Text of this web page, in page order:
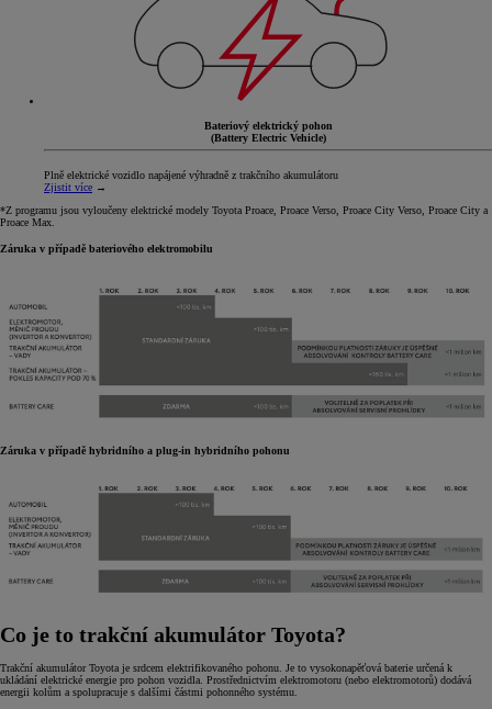
Bateriový elektrický pohon
(Battery Electric Vehicle)
Plně elektrické vozidlo napájené výhradně z trakčního akumulátoru
Zjistit více →
*Z programu jsou vyloučeny elektrické modely Toyota Proace, Proace Verso, Proace City Verso, Proace City a
Proace Max.
Záruka v případě bateriového elektromobilu
Záruka v případě hybridního a plug-in hybridního pohonu
Co je to trakční akumulátor Toyota?
Trakční akumulátor Toyota je srdcem elektrifikovaného pohonu. Je to vysokonapěťová baterie určená k
ukládání elektrické energie pro pohon vozidla. Prostřednictvím elektromotoru (nebo elektromotorů) dodává
energii kolům a spolupracuje s dalšími částmi pohonného systému.